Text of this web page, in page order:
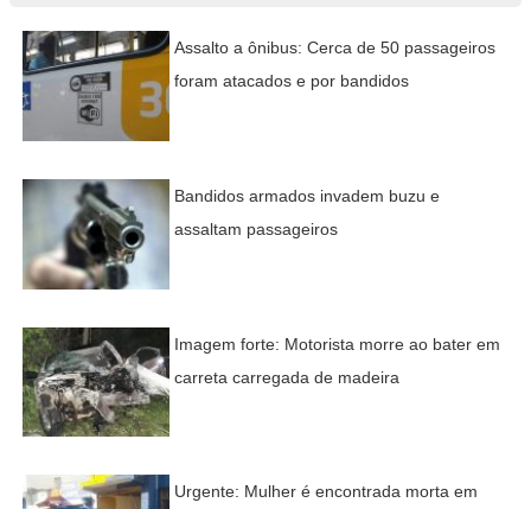
Assalto a ônibus: Cerca de 50 passageiros
foram atacados e por bandidos
Bandidos armados invadem buzu e
assaltam passageiros
Imagem forte: Motorista morre ao bater em
carreta carregada de madeira
Urgente: Mulher é encontrada morta em